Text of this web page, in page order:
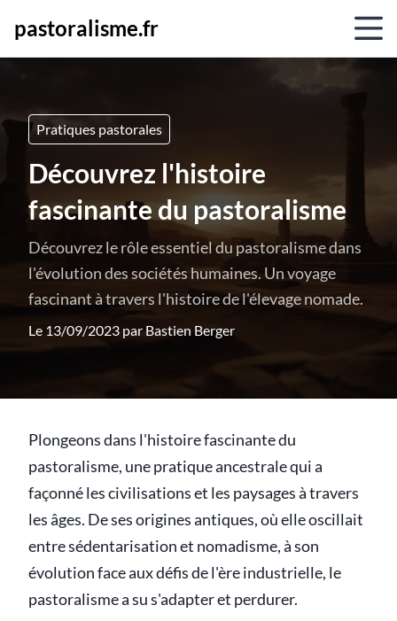
pastoralisme.fr
Pratiques pastorales
Découvrez l'histoire
fascinante du pastoralisme
Découvrez le rôle essentiel du pastoralisme dans
l'évolution des sociétés humaines. Un voyage
fascinant à travers l'histoire de l'élevage nomade.
Le 13/09/2023 par Bastien Berger
Plongeons dans l'histoire fascinante du
pastoralisme, une pratique ancestrale qui a
façonné les civilisations et les paysages à travers
les âges. De ses origines antiques, où elle oscillait
entre sédentarisation et nomadisme, à son
évolution face aux défis de l'ère industrielle, le
pastoralisme a su s'adapter et perdurer.